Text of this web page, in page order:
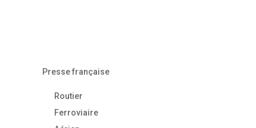
Presse française
Routier
Ferroviaire